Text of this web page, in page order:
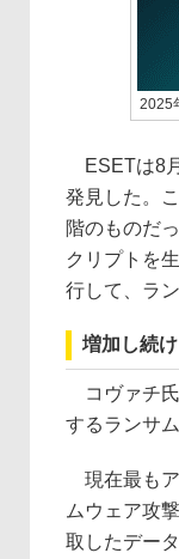
2025
ESETは8
発見した。
階のものだ
クリプトを
行して、ラ
増加し続
コヴァチ氏
するランサ
現在最もア
ムウェア攻
取したデー